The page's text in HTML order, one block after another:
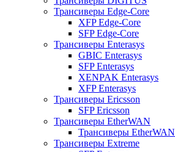
Трансиверы Edge-Core
XFP Edge-Core
SFP Edge-Core
Трансиверы Enterasys
GBIC Enterasys
SFP Enterasys
XENPAK Enterasys
XFP Enterasys
Трансиверы Ericsson
SFP Ericsson
Трансиверы EtherWAN
Трансиверы
Трансиверы Extreme